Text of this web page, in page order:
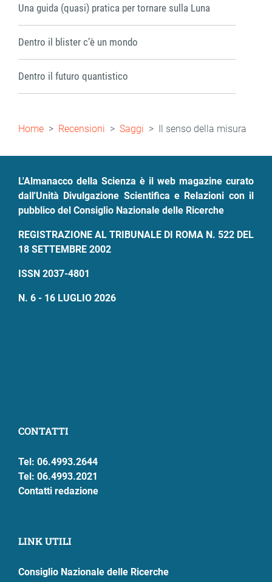
Una guida (quasi) pratica per tornare sulla Luna
Dentro il blister c’è un mondo
Dentro il futuro quantistico
Briciole
Home Recensioni Saggi Il senso della misura
L'Almanacco della Scienza è il web magazine curato
dall'Unità Divulgazione Scientifica e Relazioni con il
pubblico del Consiglio Nazionale delle Ricerche
REGISTRAZIONE AL TRIBUNALE DI ROMA N. 522 DEL
18 SETTEMBRE 2002
ISSN 2037-4801
N. 6 - 16 LUGLIO 2026
CONTATTI
Tel: 06.4993.2644
Tel: 06.4993.2021
Contatti redazione
LINK UTILI
Consiglio Nazionale delle Ricerche